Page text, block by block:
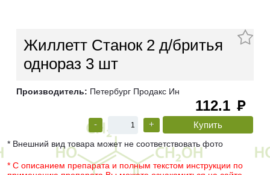
Жиллетт Станок 2 д/бритья
однораз 3 шт
Производитель: Петербург Продакс Ин
112.1 руб
- +
* Внешний вид товара может не соответствовать фото
* С описанием препарата и полным текстом инструкции по